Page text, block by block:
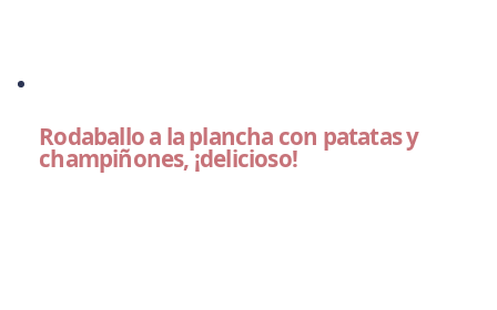
Rodaballo a la plancha con patatas y
champiñones, ¡delicioso!